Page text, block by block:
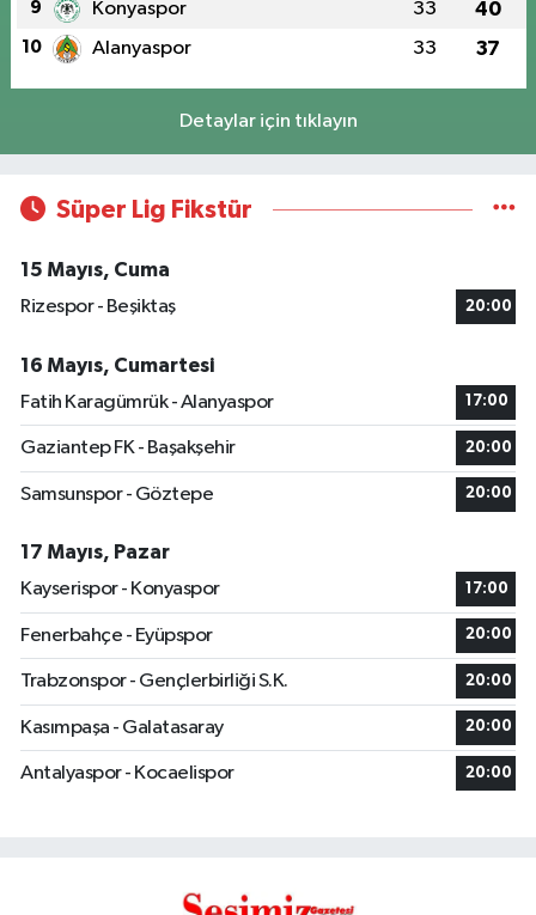
9 Konyaspor 33 40
10 Alanyaspor 33 37
Detaylar için tıklayın
Süper Lig Fikstür
15 Mayıs, Cuma
Rizespor - Beşiktaş
20:00
16 Mayıs, Cumartesi
Fatih Karagümrük - Alanyaspor
17:00
Gaziantep FK - Başakşehir 20:00
Samsunspor - Göztepe 20:00
17 Mayıs, Pazar
Kayserispor - Konyaspor
17:00
Fenerbahçe - Eyüpspor 20:00
Trabzonspor - Gençlerbirliği S.K. 20:00
Kasımpaşa - Galatasaray 20:00
Antalyaspor - Kocaelispor 20:00